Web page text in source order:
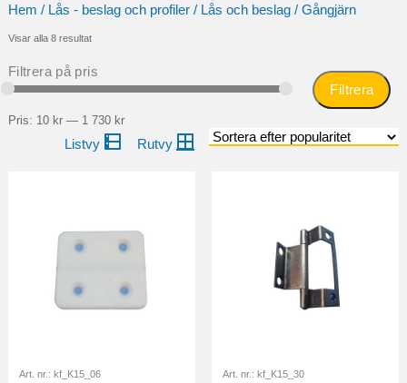
Hem / Lås - beslag och profiler/ Lås och beslag/ Gångjärn
Visar alla 8 resultatSortera
Filtrera på pris
Filtrera
Pris: 10 kr— 1 730 kr
Art. nr.: kf_K15_06 Art. nr.: kf_K15_30